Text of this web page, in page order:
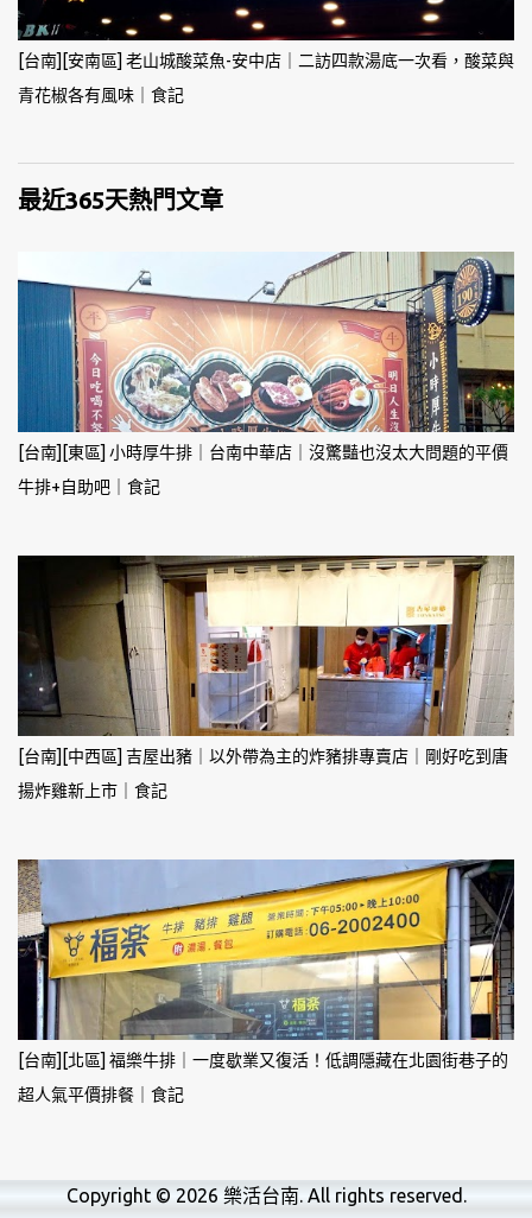
[台南][安南區] 老山城酸菜魚-安中店｜二訪四款湯底一次看，酸菜與
青花椒各有風味｜食記
最近365天熱門文章
[台南][東區] 小時厚牛排｜台南中華店｜沒驚豔也沒太大問題的平價
牛排+自助吧｜食記
[台南][中西區] 吉屋出豬｜以外帶為主的炸豬排專賣店｜剛好吃到唐
揚炸雞新上市｜食記
[台南][北區] 福樂牛排｜一度歇業又復活！低調隱藏在北園街巷子的
超人氣平價排餐｜食記
Copyright © 2026 樂活台南. All rights reserved.